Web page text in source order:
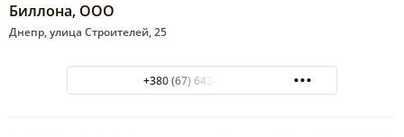
Биллона, ООО
Днепр, улица Строителей, 25
+380 (67) 643-22-44